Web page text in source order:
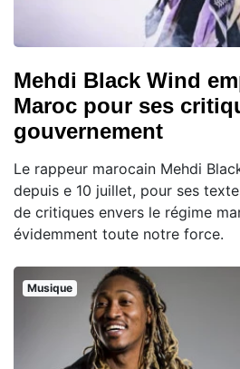
Mehdi Black Wind
Maroc pour ses
gouvernement
Le rappeur marocain Mehdi
depuis e 10 juillet, pour ses
de critiques envers le régime
évidemment toute notre force.
Musique